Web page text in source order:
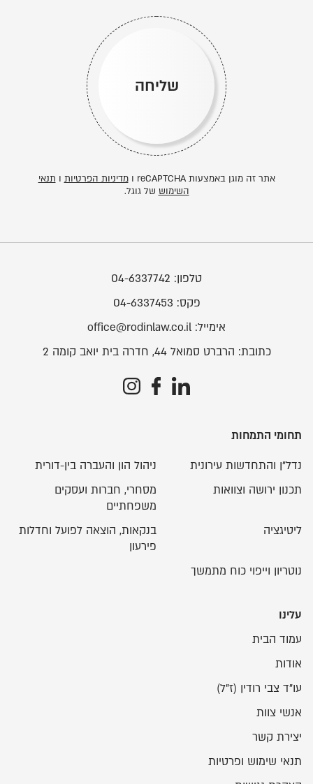
שליחה
אתר זה מוגן באמצעות reCAPTCHA ו מדיניות הפרטיות ו תנאי
השימוש של גוגל.
טלפון: 04-6337742
פקס: 04-6337453
אימייל: office@rodinlaw.co.il
כתובת: הרברט סמואל 44, חדרה בית יואב קומה 2
תחומי התמחות
נדל"ן והתחדשות עירונית
ניהול הון והעברה בין-דורית
תכנון ירושה וצוואות
מסחרי, חברות ועסקים
משפחתיים
ליטיגציה
בנקאות, הוצאה לפועל וחדלות
פירעון
נוטריון וייפוי כוח מתמשך
עלינו
עמוד הבית
אודות
עו"ד צבי רודין (ז"ל)
אנשי צוות
יצירת קשר
תנאי שימוש ופרטיות